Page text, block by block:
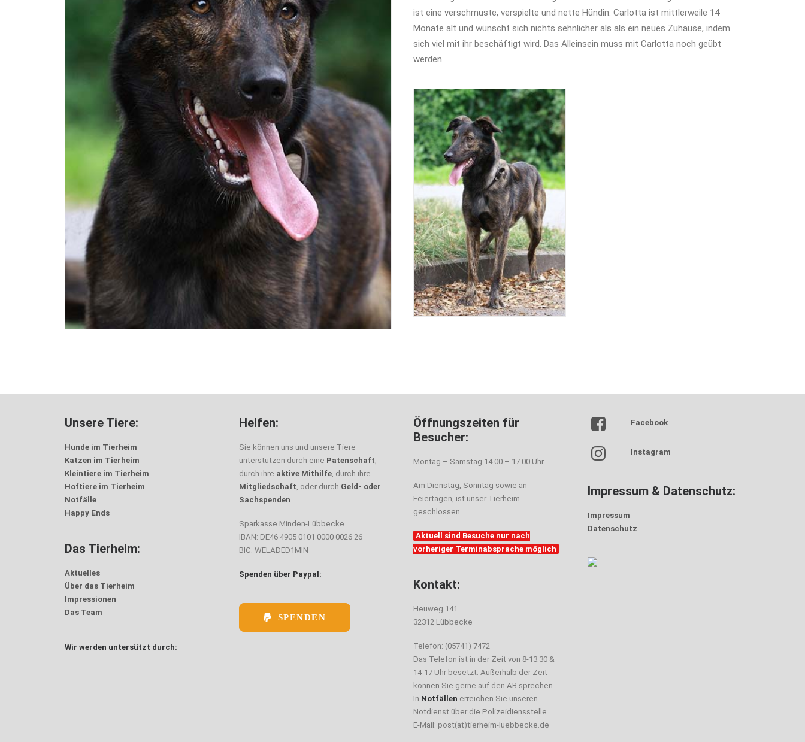
ist eine verschmuste, verspielte und nette Hündin. Carlotta ist mittlerweile 14
Monate alt und wünscht sich nichts sehnlicher als als ein neues Zuhause, indem
sich viel mit ihr beschäftigt wird. Das Alleinsein muss mit Carlotta noch geübt
werden
Unsere Tiere:
Hunde im Tierheim
Katzen im Tierheim
Kleintiere im Tierheim
Hoftiere im Tierheim
Notfälle
Happy Ends
Das Tierheim:
Aktuelles
Über das Tierheim
Impressionen
Das Team
Wir werden untersützt durch:
Helfen:
Sie können uns und unsere Tiere
unterstützen durch eine Patenschaft,
durch ihre aktive Mithilfe, durch ihre
Mitgliedschaft, oder durch Geld- oder
Sachspenden.
Sparkasse Minden-Lübbecke
IBAN: DE46 4905 0101 0000 0026 26
BIC: WELADED1MIN
Spenden über Paypal:
SPENDEN
Öffnungszeiten für
Besucher:
Montag – Samstag 14.00 – 17.00 Uhr
Am Dienstag, Sonntag sowie an
Feiertagen, ist unser Tierheim
geschlossen.
Aktuell sind Besuche nur nach
vorheriger Terminabsprache möglich
Kontakt:
Heuweg 141
32312 Lübbecke
Telefon: (05741) 7472
Das Telefon ist in der Zeit von 8-13.30 &
14-17 Uhr besetzt. Außerhalb der Zeit
können Sie gerne auf den AB sprechen.
In Notfällen erreichen Sie unseren
Notdienst über die Polizeidiensstelle.
E-Mail: post(at)tierheim-luebbecke.de
Facebook
Instagram
Impressum & Datenschutz:
Impressum
Datenschutz